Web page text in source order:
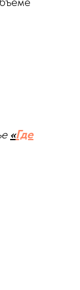
«Где